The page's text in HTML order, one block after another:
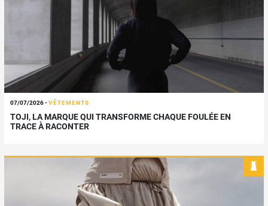
07/07/2026-VÊTEMENTS
TOJI, LA MARQUE QUI TRANSFORME CHAQUE FOULÉE EN
TRACE À RACONTER